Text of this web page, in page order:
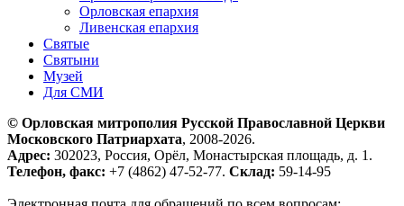
Орловская епархия
Ливенская епархия
Святые
Святыни
Музей
Для СМИ
© Орловская митрополия Русской Православной Церкви
Московского Патриархата, 2008-2026.
Адрес: 302023, Россия, Орёл, Монастырская площадь, д. 1.
Телефон, факс: +7 (4862) 47-52-77. Склад: 59-14-95